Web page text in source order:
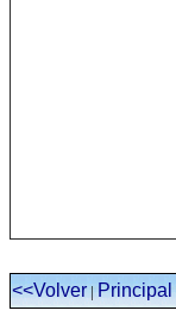
<<Volver|Principal